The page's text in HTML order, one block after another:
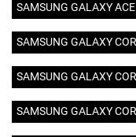
SAMSUNG GALAXY
SAMSUNG GALAXY
SAMSUNG GALAXY
SAMSUNG GALAXY